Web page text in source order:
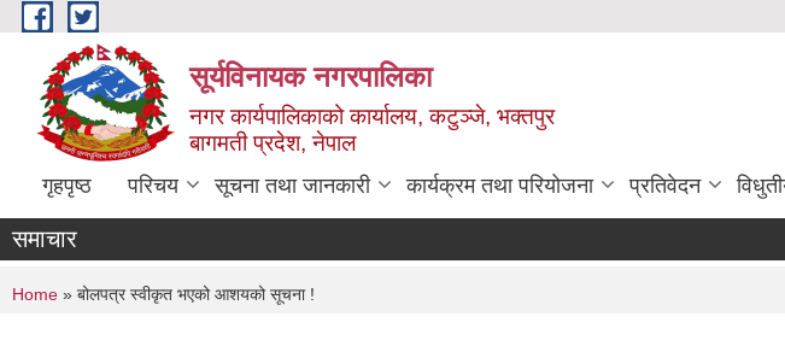
Skip to main content
सूर्यविनायक नगरपालिका
नगर कार्यपालिकाको कार्यालय, कटुञ्जे, भक्तपुर
बागमती प्रदेश, नेपाल
गृहपृष्ठ परिचय सूचना तथा जानकारी कार्यक्रम तथा परियोजना प्रतिवेदन
समाचार
You are here
Home » बोलपत्र स्वीकृत भएको आशयको सूचना !